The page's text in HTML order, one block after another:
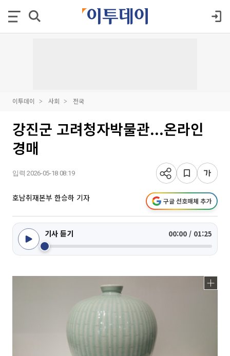
이투데이 사회 전국
강진군 고려청자박물관...온라인
경매
입력 2026-05-18 08:19
호남취재본부 한승하 기자 구글 선호매체 추가
기사 듣기 00:00 / 01:25